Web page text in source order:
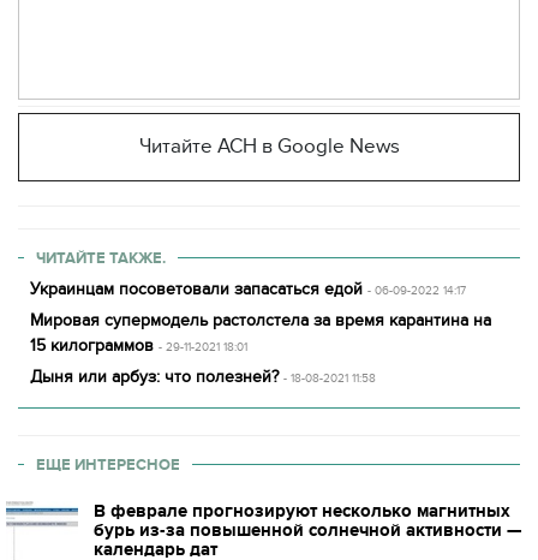
Читайте АСН в Google News
ЧИТАЙТЕ ТАКЖЕ.
Украинцам посоветовали запасаться едой - 06-09-2022 14:17
Мировая супермодель растолстела за время карантина на
15 килограммов - 29-11-2021 18:01
Дыня или арбуз: что полезней? - 18-08-2021 11:58
ЕЩЕ ИНТЕРЕСНОЕ
В феврале прогнозируют несколько магнитных
бурь из-за повышенной солнечной активности —
календарь дат